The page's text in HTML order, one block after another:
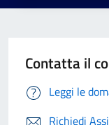
Contatta il
Leggi le
Richiedi